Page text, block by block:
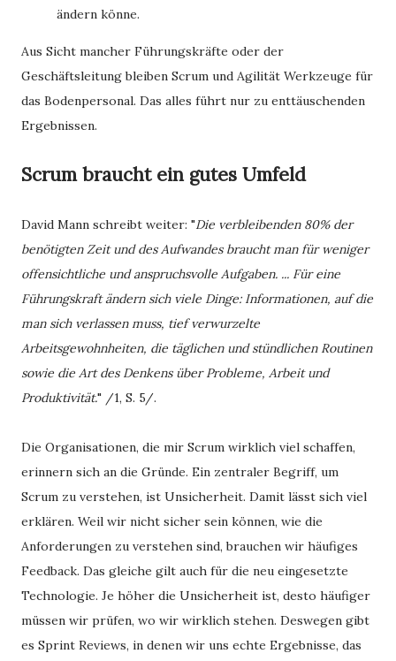
ändern könne.
Aus Sicht mancher Führungskräfte oder der
Geschäftsleitung bleiben Scrum und Agilität Werkzeuge für
das Bodenpersonal. Das alles führt nur zu enttäuschenden
Ergebnissen.
Scrum braucht ein gutes Umfeld
David Mann schreibt weiter: "Die verbleibenden 80% der
benötigten Zeit und des Aufwandes braucht man für weniger
offensichtliche und anspruchsvolle Aufgaben. ... Für eine
Führungskraft ändern sich viele Dinge: Informationen, auf die
man sich verlassen muss, tief verwurzelte
Arbeitsgewohnheiten, die täglichen und stündlichen Routinen
sowie die Art des Denkens über Probleme, Arbeit und
Produktivität." /1, S. 5/.
Die Organisationen, die mir Scrum wirklich viel schaffen,
erinnern sich an die Gründe. Ein zentraler Begriff, um
Scrum zu verstehen, ist Unsicherheit. Damit lässt sich viel
erklären. Weil wir nicht sicher sein können, wie die
Anforderungen zu verstehen sind, brauchen wir häufiges
Feedback. Das gleiche gilt auch für die neu eingesetzte
Technologie. Je höher die Unsicherheit ist, desto häufiger
müssen wir prüfen, wo wir wirklich stehen. Deswegen gibt
es Sprint Reviews, in denen wir uns echte Ergebnisse, das